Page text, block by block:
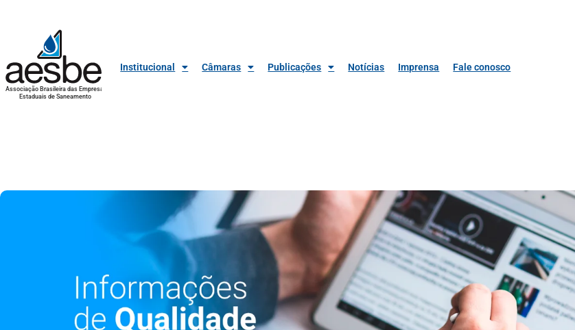
Associação Brasileira das Empresas
Estaduais de Saneamento
Institucional Câmaras Publicações Notícias Imprensa Fale conosco